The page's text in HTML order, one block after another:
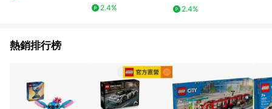
2.4%
2.4%
熱銷排行榜